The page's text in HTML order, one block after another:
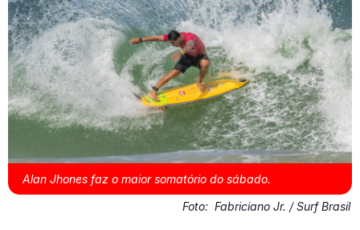
Alan Jhones faz o maior somatório do sábado.
Foto: Fabriciano Jr. / Surf Brasil